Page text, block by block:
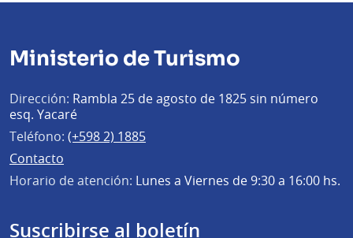
Ministerio de Turismo
Dirección: Rambla 25 de agosto de 1825 sin número
esq. Yacaré
Teléfono: (+598 2) 1885
Contacto
Horario de atención: Lunes a Viernes de 9:30 a 16:00 hs.
Suscribirse al boletín